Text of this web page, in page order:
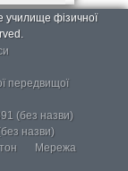
училище фізичної
передвищої
(без назви)
назви)
Мережа